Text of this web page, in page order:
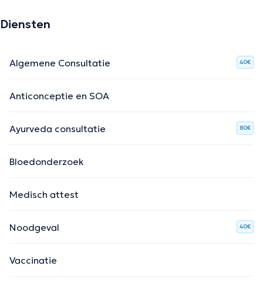
Diensten
Algemene Consultatie 40€
Anticonceptie en SOA
Ayurveda consultatie 80€
Bloedonderzoek
Medisch attest
Noodgeval 40€
Vaccinatie